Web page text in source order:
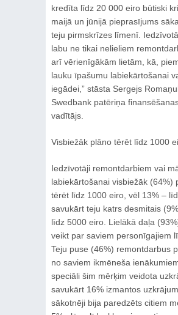
kredīta līdz 20 000 eiro būtiski
maijā un jūnijā pieprasījums
teju pirmskrīzes līmenī.
labu ne tikai nelieliem
arī vērienīgākām lietām, kā,
lauku īpašumu labiekārtošanai
iegādei,” stāsta Sergejs
Swedbank patēriņa
vadītājs.
Visbiežāk plāno tērēt līdz 1000
Iedzīvotāji remontdarbiem vai
labiekārtošanai visbiežāk (64%)
tērēt līdz 1000 eiro, vēl 13% –
savukārt teju katrs desmitais
līdz 5000 eiro. Lielākā daļa
veikt par saviem personīgajiem
Teju puse (46%) remontdarbus
no saviem ikmēneša
speciāli šim mērķim veidota
savukārt 16% izmantos
sākotnēji bija paredzēts citiem